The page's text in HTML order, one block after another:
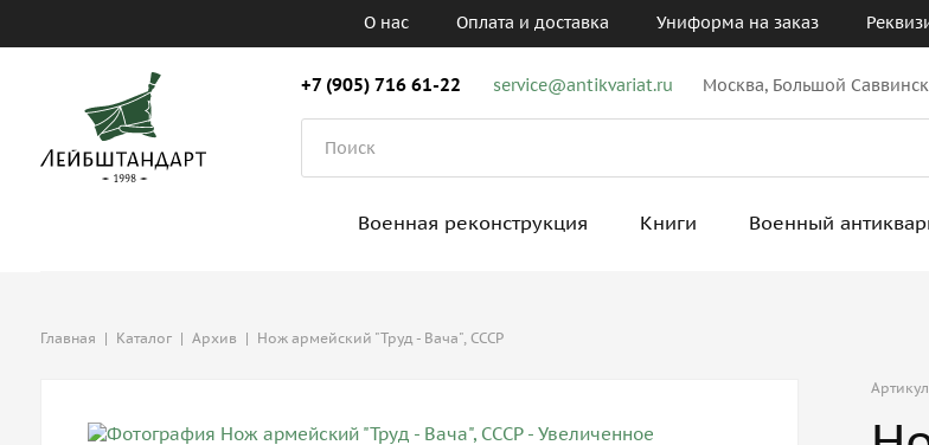
О нас Оплата и доставка Униформа на заказ
+7 (905) 716 61-22 service@antikvariat.ru Москва, Большой
Военная реконструкция Книги Военный
Главная | Каталог | Архив | Нож армейский "Труд - Вача", СССР